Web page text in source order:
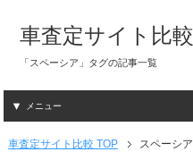
車査定サイト比較
「スペーシア」タグの記事一覧
メニュー
車査定サイト比較 TOP スペーシア